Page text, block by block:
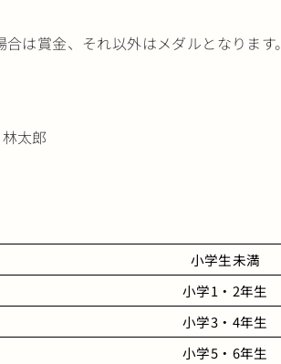
は賞金、それ以外はメダルとなります。
太郎
小学生未満
小学1・2年生
小学3・4年生
小学5・6年生